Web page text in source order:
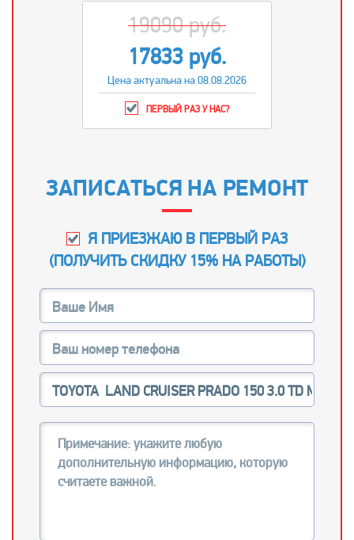
19090 руб.
17833 руб.
Цена актуальна на 08.08.2026
ПЕРВЫЙ РАЗ У НАС?
ЗАПИСАТЬСЯ НА РЕМОНТ
Я ПРИЕЗЖАЮ В ПЕРВЫЙ РАЗ
(ПОЛУЧИТЬ СКИДКУ 15% НА РАБОТЫ)